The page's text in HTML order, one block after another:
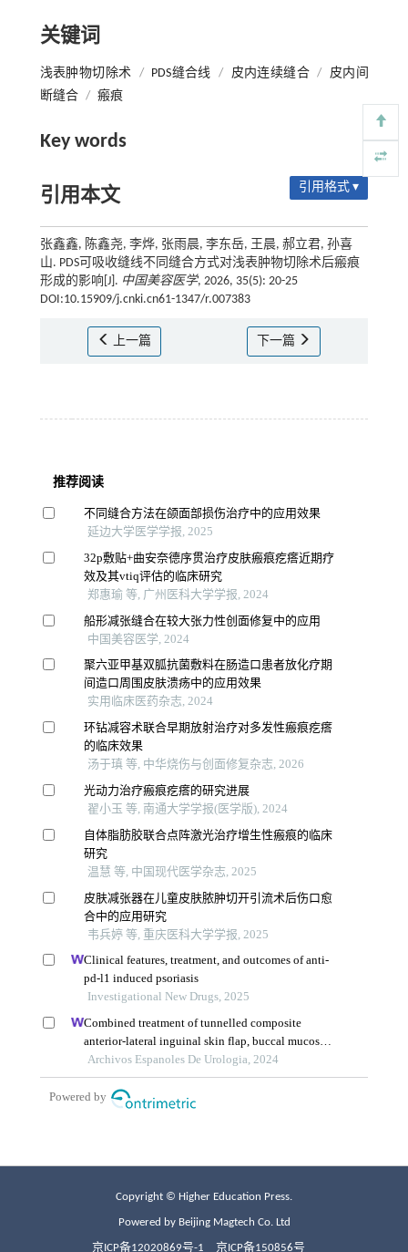
关键词
浅表肿物切除术 / PDS缝合线 / 皮内连续缝合 / 皮内间
断缝合 / 瘢痕
Key words
引用本文 引用格式 ▾
张鑫鑫, 陈鑫尧, 李烨, 张雨晨, 李东岳, 王晨, 郝立君, 孙喜
山. PDS可吸收缝线不同缝合方式对浅表肿物切除术后瘢痕
形成的影响[J]. 中国美容医学, 2026, 35(5): 20-25
DOI:10.15909/j.cnki.cn61-1347/r.007383
上一篇 下一篇
Copyright © Higher Education Press.
Powered by Beijing Magtech Co. Ltd
京ICP备12020869号-1 京ICP备150856号